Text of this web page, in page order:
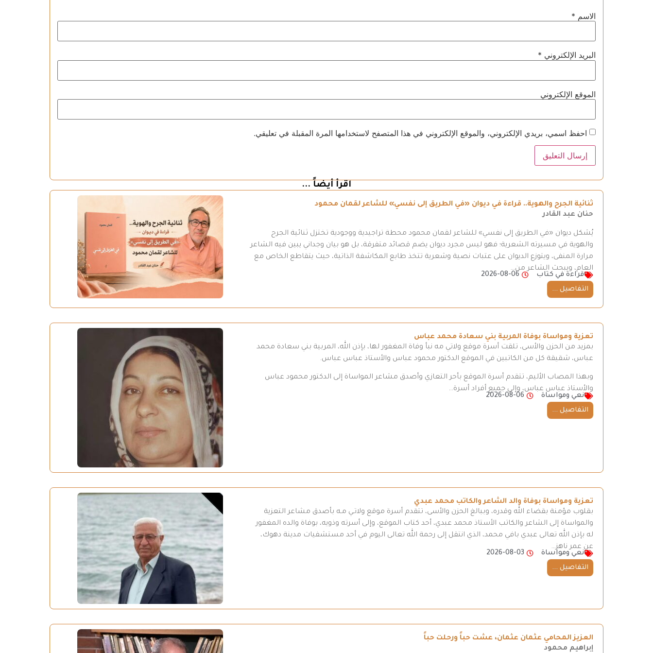
الاسم *
البريد الإلكتروني *
الموقع الإلكتروني
احفظ اسمي، بريدي الإلكتروني، والموقع الإلكتروني في هذا المتصفح لاستخدامها المرة المقبلة في تعليقي.
اقرأ أيضاً ...
ثنائية الجرح والهوية.. قراءة في ديوان «في الطريق إلى نفسي» للشاعر لقمان محمود
حنان عبد القادر
يُشكل ديوان «في الطريق إلى نفسي» للشاعر لقمان محمود محطة تراجيدية ووجودية تختزل ثنائية الجرح
والهوية في مسيرته الشعرية؛ فهو ليس مجرد ديوان يضم قصائد متفرقة، بل هو بيان وجداني يبين فيه الشاعر
مرارة المنفى، ويتوزع الديوان على عتبات نصية وشعرية تتخذ طابع المكاشفة الذاتية، حيث يتقاطع الخاص مع
العام، ويبحث الشاعر من…
قراءة في كتاب
2026-08-06
التفاصيل ...
تعزية ومواساة بوفاة المربية بني سعادة محمد عباس
بمزيد من الحزن والأسى، تلقت أسرة موقع ولاتي مه نبأ وفاة المغفور لها، بإذن الله، المربية بني سعادة محمد
عباس، شقيقة كل من الكاتبين في الموقع الدكتور محمود عباس والأستاذ عباس عباس.
وبهذا المصاب الأليم، تتقدم أسرة الموقع بأحر التعازي وأصدق مشاعر المواساة إلى الدكتور محمود عباس
والأستاذ عباس عباس، وإلى جميع أفراد أسرة…
نعي ومواساة
2026-08-06
التفاصيل ...
تعزية ومواساة بوفاة والد الشاعر والكاتب محمد عبدي
بقلوب مؤمنة بقضاء الله وقدره، وببالغ الحزن والأسى، تتقدم أسرة موقع ولاتـي مـه بأصدق مشاعر التعزية
والمواساة إلى الشاعر والكاتب الأستاذ محمد عبدي، أحد كتاب الموقع، وإلى أسرته وذويه، بوفاة والده المغفور
له بإذن الله تعالى عبدي بافي محمد، الذي انتقل إلى رحمة الله تعالى اليوم في أحد مستشفيات مدينة دهوك،
عن عمر ناهز…
نعي ومواساة
2026-08-03
التفاصيل ...
العزيز المحامي عثمان عثمان، عشت حباً ورحلت حباً
إبراهيم محمود